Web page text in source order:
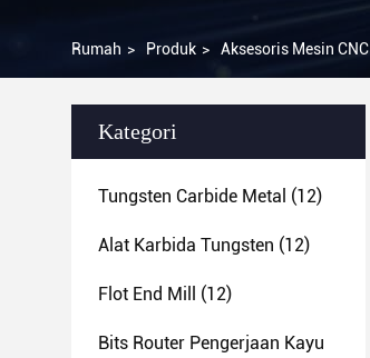
Rumah > Produk > Aksesoris Mesin CNC
Kategori
Tungsten Carbide Metal (12)
Alat Karbida Tungsten (12)
Flot End Mill (12)
Bits Router Pengerjaan Kayu